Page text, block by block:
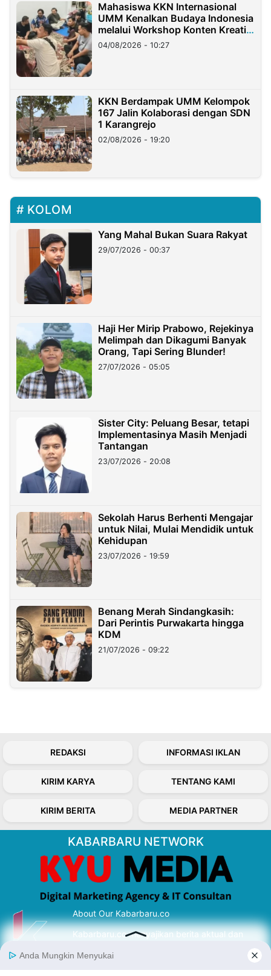
Mahasiswa KKN Internasional
UMM Kenalkan Budaya Indonesia
melalui Workshop Konten Kreatif
di Taiwan
04/08/2026 - 10:27
KKN Berdampak UMM Kelompok
167 Jalin Kolaborasi dengan SDN
1 Karangrejo
02/08/2026 - 19:20
KOLOM
Yang Mahal Bukan Suara Rakyat
29/07/2026 - 00:37
Haji Her Mirip Prabowo, Rejekinya
Melimpah dan Dikagumi Banyak
Orang, Tapi Sering Blunder!
27/07/2026 - 05:05
Sister City: Peluang Besar, tetapi
Implementasinya Masih Menjadi
Tantangan
23/07/2026 - 20:08
Sekolah Harus Berhenti Mengajar
untuk Nilai, Mulai Mendidik untuk
Kehidupan
23/07/2026 - 19:59
Benang Merah Sindangkasih:
Dari Perintis Purwakarta hingga
KDM
21/07/2026 - 09:22
REDAKSI INFORMASI IKLAN
KIRIM KARYA TENTANG KAMI
KIRIM BERITA MEDIA PARTNER
KABARBARU NETWORK
About Our Kabarbaru.co
Kabarbaru.co menyajikan berita aktual dan
serta terverifikasi dari sumber yang tepat.